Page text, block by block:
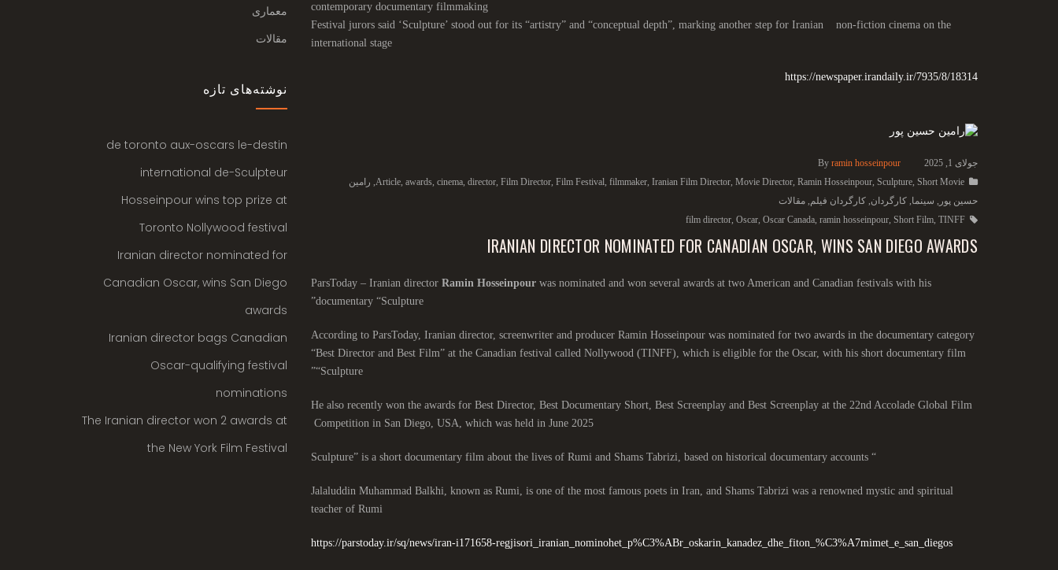
contemporary documentary filmmaking
Festival jurors said ‘Sculpture’ stood out for its “artistry” and “conceptual depth”, marking another step for Iranian non-fiction cinema on the
international stage
https://newspaper.irandaily.ir/7935/8/18314
جولای 1, 2025 By ramin hosseinpour
Article, awards, cinema, director, Film Director, Film Festival, filmmaker, Iranian Film Director, Movie Director, Ramin Hosseinpour, Sculpture, Short Movie
, رامین
حسین پور , سینما, کارگردان, کارگردان فیلم, مقالات
film director, Oscar, Oscar Canada, ramin hosseinpour, Short Film, TINFF
IRANIAN DIRECTOR NOMINATED FOR CANADIAN OSCAR, WINS SAN DIEGO AWARDS
ParsToday – Iranian director Ramin Hosseinpourwas nominated and won several awards at two American and Canadian festivals with his
documentary “Sculpture”
According to ParsToday, Iranian director, screenwriter and producer Ramin Hosseinpour was nominated for two awards in the documentary category
“Best Director and Best Film” at the Canadian festival called Nollywood (TINFF), which is eligible for the Oscar, with his short documentary film
“Sculpture”
He also recently won the awards for Best Director, Best Documentary Short, Best Screenplay and Best Screenplay at the 22nd Accolade Global Film
Competition in San Diego, USA, which was held in June 2025
“
Sculpture” is a short documentary film about the lives of Rumi and Shams Tabrizi, based on historical documentary accounts
Jalaluddin Muhammad Balkhi, known as Rumi, is one of the most famous poets in Iran, and Shams Tabrizi was a renowned mystic and spiritual
teacher of Rumi
https://parstoday.ir/sq/news/iran-i171658-regjisori_iranian_nominohet_p%C3%ABr_oskarin_kanadez_dhe_fiton_%C3%A7mimet_e_san_diegos
معماری
مقالات
نوشته‌های تازه
de toronto aux-oscars le-destin
international de-Sculpteur
Hosseinpour wins top prize at
Toronto Nollywood festival
Iranian director nominated for
Canadian Oscar, wins San Diego
awards
Iranian director bags Canadian
Oscar-qualifying festival
nominations
The Iranian director won 2 awards at
the New York Film Festival